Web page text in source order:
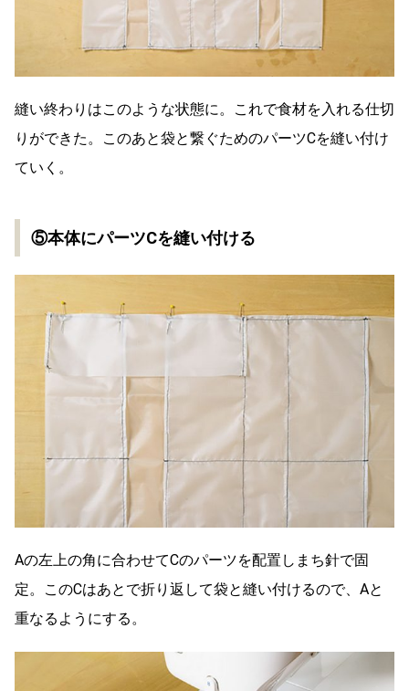
縫い終わりはこのような状態に。これで食材を入れる仕切
りができた。このあと袋と繋ぐためのパーツCを縫い付け
ていく。
⑤本体にパーツCを縫い付ける
Aの左上の角に合わせてCのパーツを配置しまち針で固
定。このCはあとで折り返して袋と縫い付けるので、Aと
重なるようにする。